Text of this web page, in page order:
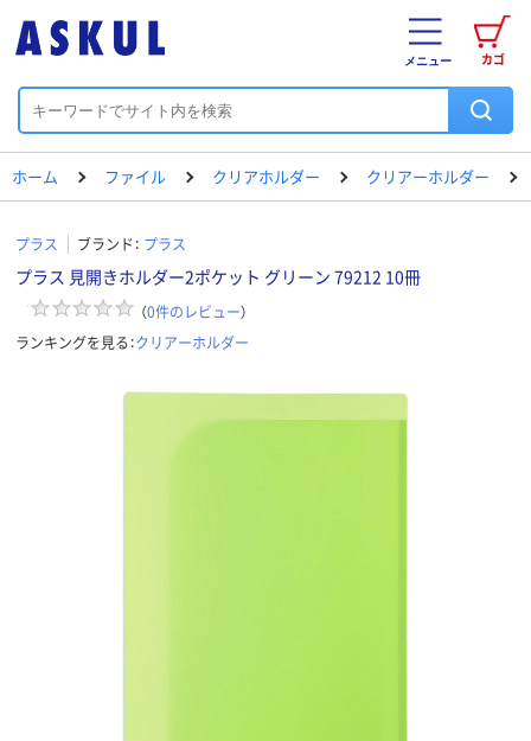
カゴ
メニュー
ホーム ファイル クリアホルダー クリアーホルダー
プラス ブランド： プラス
プラス 見開きホルダー2ポケット グリーン 79212 10冊
（0件のレビュー）
ランキングを見る：クリアーホルダー